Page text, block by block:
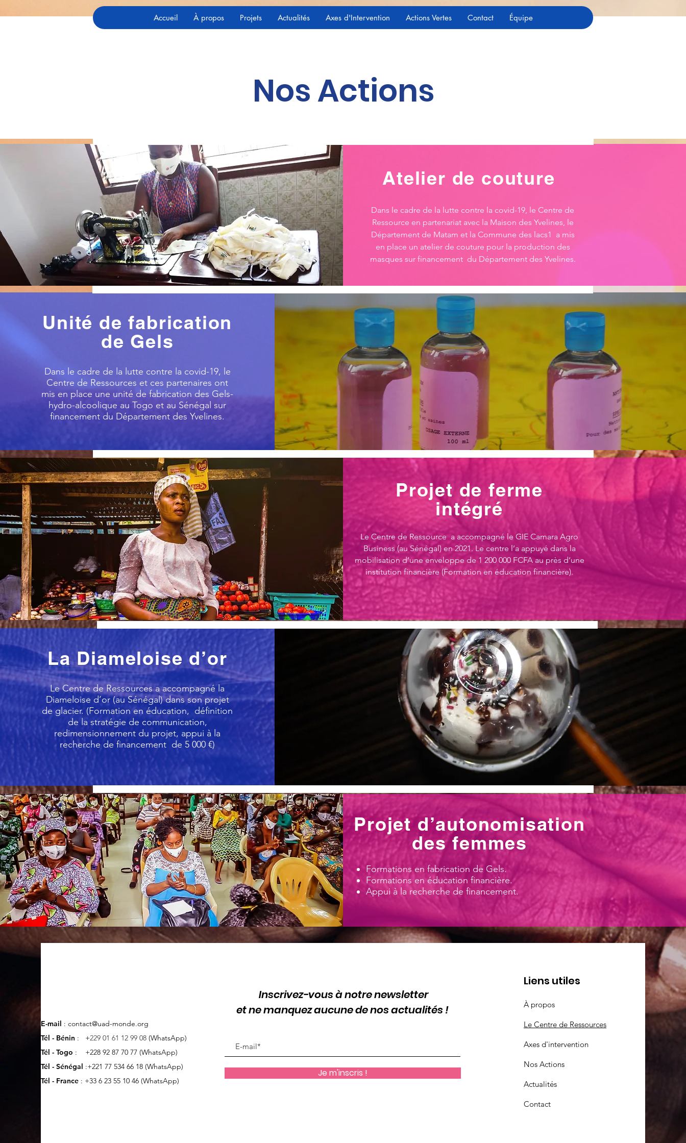
Accueil À propos Projets Actualités Axes d'Intervention Actions Vertes Contact Équipe
Nos Actions
Atelier de couture
Dans le cadre de la lutte contre la covid-19, le Centre de
Ressource en partenariat avec la Maison des Yvelines, le
Département de Matam et la Commune des lacs1 a mis
en place un atelier de couture pour la production des
masques sur financement du Département des Yvelines.
Unité de fabrication
de Gels
Dans le cadre de la lutte contre la covid-19, le
Centre de Ressources et ces partenaires ont
mis en place une unité de fabrication des Gels-
hydro-alcoolique au Togo et au Sénégal sur
financement du Département des Yvelines.
Projet de ferme
intégré
Le Centre de Ressource a accompagné le GIE Camara Agro
Business (au Sénégal) en 2021. Le centre l’a appuyé dans la
mobilisation d’une enveloppe de 1 200 000 FCFA au près d’une
institution financière (Formation en éducation financière).
La Diameloise d’or
Le Centre de Ressources a accompagné la
Diameloise d’or (au Sénégal) dans son projet
de glacier. (Formation en éducation, définition
de la stratégie de communication,
redimensionnement du projet, appui à la
recherche de financement de 5 000 €)
Projet d’autonomisation
des femmes
Formations en fabrication de Gels.
Formations en éducation financière.
Appui à la recherche de financement.
E-mail : contact@uad-monde.org
Tél - Bénin : +229 01 61 12 99 08 (WhatsApp)
Tél - Togo : +228 92 87 70 77 (WhatsApp)
Tél - Sénégal :+221 77 534 66 18 (WhatsApp)
Tél - France : +33 6 23 55 10 46 (WhatsApp)
Inscrivez-vous à notre newsletter
et ne manquez aucune de nos actualités !
Je m'inscris !
Liens utiles
À propos
Le Centre de Ressources
Axes d'intervention
Nos Actions
Actualités
Contact